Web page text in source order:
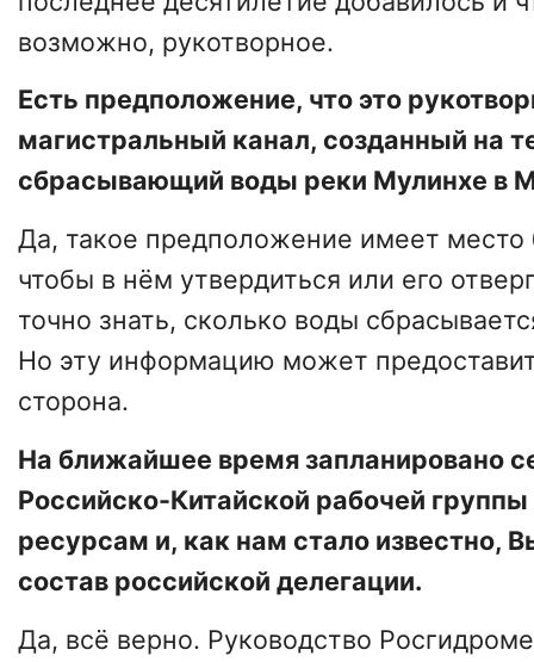
возможно, рукотворное.
Есть предположение, что это
магистральный канал, созданный на
сбрасывающий воды реки Мулинхе в
Да, такое предположение имеет место
чтобы в нём утвердиться или его
точно знать, сколько воды
Но эту информацию может
сторона.
На ближайшее время запланировано
Российско-Китайской рабочей
ресурсам и, как нам стало известно,
состав российской делегации.
Да, всё верно. Руководство